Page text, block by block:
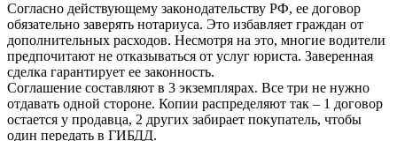
Согласно действующему законодательству РФ, ее договор
обязательно заверять нотариуса. Это избавляет граждан от
дополнительных расходов. Несмотря на это, многие водители
предпочитают не отказываться от услуг юриста. Заверенная
сделка гарантирует ее законность.
Соглашение составляют в 3 экземплярах. Все три не нужно
отдавать одной стороне. Копии распределяют так – 1 договор
остается у продавца, 2 других забирает покупатель, чтобы
один передать в ГИБДД.